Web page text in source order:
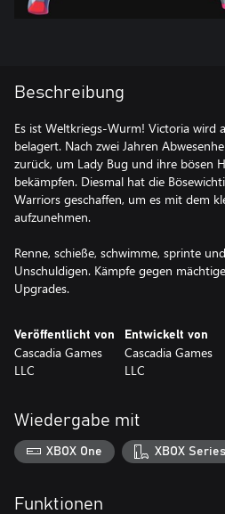
Beschreibung
Es ist Weltkriegs-Wurm! Victoria wird
belagert. Nach zwei Jahren
zurück, um Lady Bug und ihre bösen
bekämpfen. Diesmal hat die
Warriors geschaffen, um es mit dem
aufzunehmen.
Renne, schieße, schwimme, sprinte
Unschuldigen. Kämpfe gegen
Upgrades.
Veröffentlicht von
Cascadia Games
LLC
Entwickelt von
Cascadia Games
LLC
Wiedergabe mit
XBOX One XBOX
Funktionen